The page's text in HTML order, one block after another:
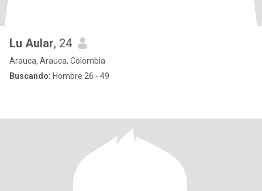
Lu Aular, 24
Arauca, Arauca, Colombia
Buscando: Hombre 26 - 49